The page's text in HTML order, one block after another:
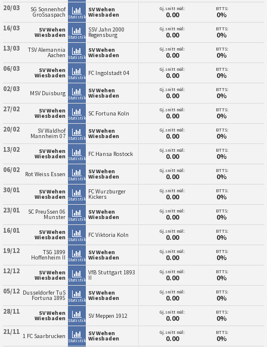
20/03 SG Sonnenhof
GroSsaspach Statistikk
SV Wehen
Wiesbaden
Gj.snitt mål:
0.00
BTTS:
0%
16/03 SV Wehen
Wiesbaden Statistikk
SSV Jahn 2000
Regensburg
Gj.snitt mål:
0.00
BTTS:
0%
13/03 TSV Alemannia
Aachen Statistikk
SV Wehen
Wiesbaden
Gj.snitt mål:
0.00
BTTS:
0%
06/03 SV Wehen
Wiesbaden Statistikk
FC Ingolstadt 04 Gj.snitt mål:
0.00
BTTS:
0%
02/03 MSV Duisburg
Statistikk
SV Wehen
Wiesbaden
Gj.snitt mål:
0.00
BTTS:
0%
27/02 SV Wehen
Wiesbaden Statistikk
SC Fortuna Koln Gj.snitt mål:
0.00
BTTS:
0%
20/02 SV Waldhof
Mannheim 07 Statistikk
SV Wehen
Wiesbaden
Gj.snitt mål:
0.00
BTTS:
0%
13/02 SV Wehen
Wiesbaden Statistikk
FC Hansa Rostock Gj.snitt mål:
0.00
BTTS:
0%
06/02 Rot Weiss Essen
Statistikk
SV Wehen
Wiesbaden
Gj.snitt mål:
0.00
BTTS:
0%
30/01 SV Wehen
Wiesbaden Statistikk
FC Wurzburger
Kickers
Gj.snitt mål:
0.00
BTTS:
0%
23/01 SC PreuSsen 06
Munster Statistikk
SV Wehen
Wiesbaden
Gj.snitt mål:
0.00
BTTS:
0%
16/01 SV Wehen
Wiesbaden Statistikk
FC Viktoria Koln Gj.snitt mål:
0.00
BTTS:
0%
19/12 TSG 1899
Hoffenheim II Statistikk
SV Wehen
Wiesbaden
Gj.snitt mål:
0.00
BTTS:
0%
12/12 SV Wehen
Wiesbaden Statistikk
VfB Stuttgart 1893
II
Gj.snitt mål:
0.00
BTTS:
0%
05/12 Dusseldorfer TuS
Fortuna 1895 Statistikk
SV Wehen
Wiesbaden
Gj.snitt mål:
0.00
BTTS:
0%
28/11 SV Wehen
Wiesbaden Statistikk
SV Meppen 1912 Gj.snitt mål:
0.00
BTTS:
0%
21/11 1 FC Saarbrucken
Statistikk
SV Wehen
Wiesbaden
Gj.snitt mål:
0.00
BTTS:
0%